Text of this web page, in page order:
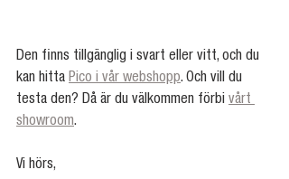
Den finns tillgänglig i svart eller vitt, och du
kan hitta Pico i vår webshopp. Och vill du
testa den? Då är du välkommen förbi vårt
showroom.
Vi hörs,